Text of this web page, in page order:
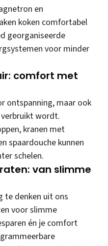
en
koken comfortabel
georganiseerde
voor minder
comfort met
ontspanning, maar ook
wordt.
kranen met
spaardouche kunnen
schelen.
van slimme
te denken uit ons
voor slimme
én je comfort